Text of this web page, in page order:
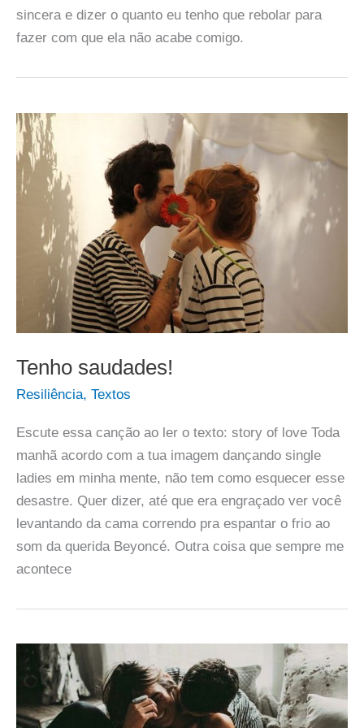
sincera e dizer o quanto eu tenho que rebolar para
fazer com que ela não acabe comigo.
Tenho saudades!
Resiliência, Textos
Escute essa canção ao ler o texto: story of love Toda
manhã acordo com a tua imagem dançando single
ladies em minha mente, não tem como esquecer esse
desastre. Quer dizer, até que era engraçado ver você
levantando da cama correndo pra espantar o frio ao
som da querida Beyoncé. Outra coisa que sempre me
acontece